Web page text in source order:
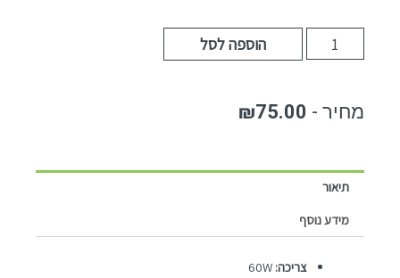
הוספה לסל
₪75.00
תיאור
מידע נוסף
צריכה: